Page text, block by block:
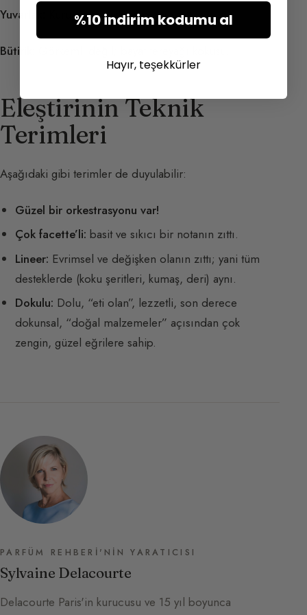
Yuvarlak: Kuru, sert ve dikey olanın zıttı.
Bütirik:
Eleştirinin Teknik
Terimleri
Aşağıdaki gibi terimler de duyulabilir:
Güzel bir orkestrasyonu var!
Çok facette’li: basit ve sıkıcı bir notanın zıttı.
Lineer: Evrimsel ve değişken olanın zıttı; yani tüm
desteklerde (koku şeritleri, kumaş, deri) aynı.
Dokulu: Dolu, “eti olan”, lezzetli, son derece
dokunsal, “doğal malzemeler” açısından çok
zengin, güzel eğrilere sahip.
PARFÜM REHBERI'NIN YARATICISI
Sylvaine Delacourte
Delacourte Paris'in kurucusu ve 15 yıl boyunca
%10 indirim kodumu al
Hayır, teşekkürler